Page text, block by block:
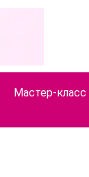
Мастер-класс